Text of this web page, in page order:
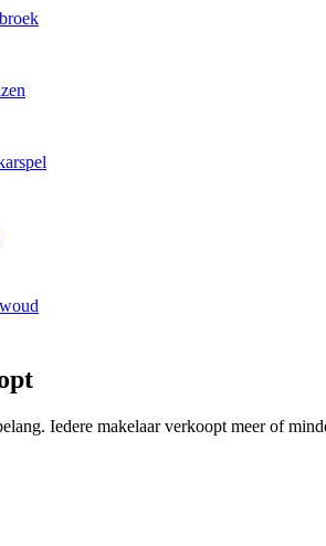
Iedere makelaar verkoopt meer of